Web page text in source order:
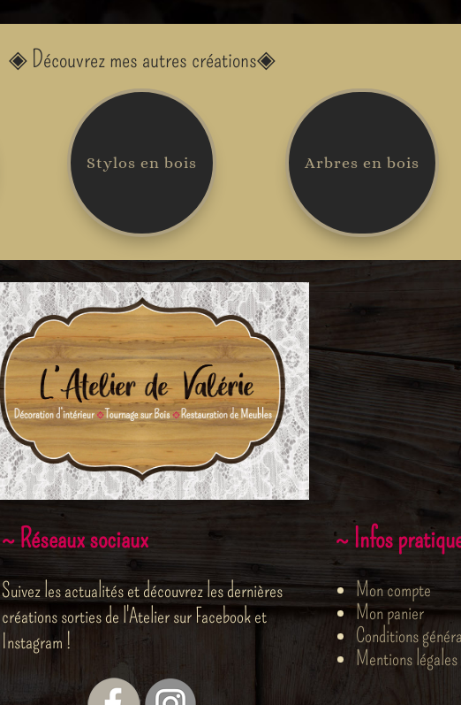
◈ Découvrez mes autres créations◈
Stylos en bois Arbres en bois
~ Réseaux sociaux
Suivez les actualités et découvrez les dernières
créations sorties de l'Atelier sur Facebook et
Instagram !
~ Infos
Mon compte
Mon panier
Conditions
Mentions